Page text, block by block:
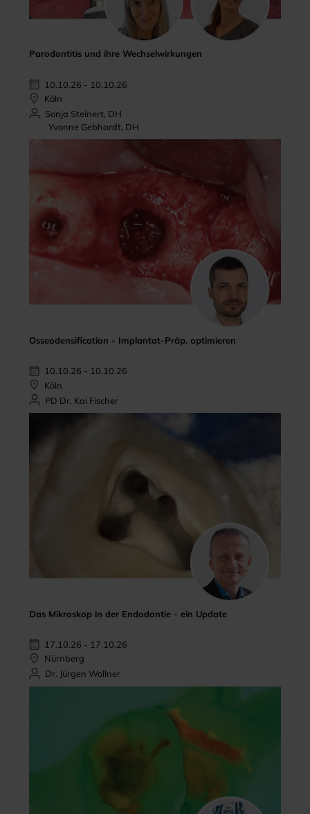
Parodontitis und ihre Wechselwirkungen
10.10.26 - 10.10.26
Köln
Sonja Steinert, DH
Yvonne Gebhardt, DH
Osseodensification - Implantat-Präp. optimieren
10.10.26 - 10.10.26
Köln
PD Dr. Kai Fischer
Das Mikroskop in der Endodontie - ein Update
17.10.26 - 17.10.26
Nürnberg
Dr. Jürgen Wollner